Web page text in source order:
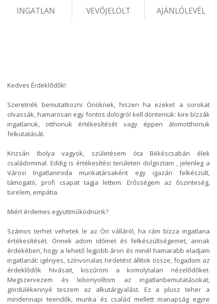
INGATLAN VEVŐJELÖLT AJÁNLÓLEVÉL
Kedves Érdeklődők!
Szeretnék bemutatkozni Önöknek, hiszen ha ezeket a sorokat
olvassák, hamarosan egy fontos dologról kell dönteniük: kire bízzák
ingatlanuk, otthonuk értékesítését vagy éppen álomotthonuk
felkutatását.
Krizsán Ibolya vagyok, születésem óta Békéscsabán élek
családommal. Eddig is értékesítési területen dolgoztam , jelenleg a
Városi Ingatlaniroda munkatársaként egy igazán felkészült,
támogató, profi csapat tagja lettem. Erősségem az őszinteség,
türelem, empátia.
Miért érdemes együttműködnünk?
Számos terhet vehetek le az Ön válláról, ha rám bízza ingatlana
értékesítését. Önnek adom időmet és felkészültségemet, annak
érdekében, hogy a lehető legjobb áron és minél hamarabb eladjam
ingatlanát: igényes, színvonalas hirdetést állítok össze, fogadom az
érdeklődők hívásait, kiszűröm a komolytalan nézelődőket.
Megszervezem és lebonyolítom az ingatlanbemutatásokat,
gördülékennyé teszem az alkutárgyalást. Ez a plusz teher a
mindennapi teendők, munka és család mellett manapság egyre